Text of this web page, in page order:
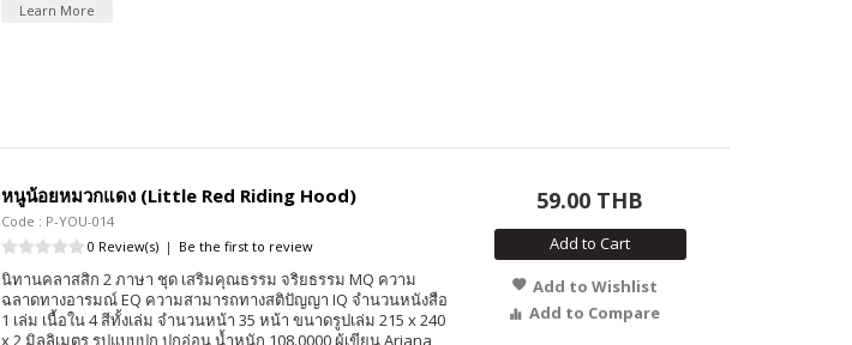
Learn More
หนูน้อยหมวกแดง (Little Red Riding Hood)
Code : P-YOU-014
0 Review(s) | Be the first to review
นิทานคลาสสิก 2 ภาษา ชุด เสริมคุณธรรม จริยธรรม MQ ความ
ฉลาดทางอารมณ์ EQ ความสามารถทางสติปัญญา IQ จำนวนหนังสือ
1 เล่ม เนื้อใน 4 สีทั้งเล่ม จำนวนหน้า 35 หน้า ขนาดรูปเล่ม 215 x 240
x 2 มิลลิเมตร รูปแบบปก ปกอ่อน น้ำหนัก 108.0000 ผู้เขียน Ariana
59.00 THB
Add to Cart
Add to Wishlist
Add to Compare